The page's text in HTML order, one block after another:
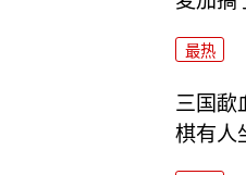
最热
三国歃
棋有人